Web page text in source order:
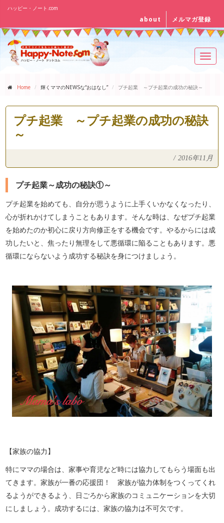
ハッピー・ノート.com
about メルマガ登録
Home 輝くママのNEWSな“おはなし” プチ起業 ～プチ起業の成功の秘訣～
プチ起業 ～プチ起業の成功の秘訣
～
/ 2016年11月
プチ起業～成功の秘訣①～
プチ起業を始めても、自分が思うように上手くいかなくなったり、
心が折れかけてしまうこともあります。そんな時は、なぜプチ起業
を始めたのか初心に戻り方向修正をする機会です。やるからには成
功したいと、焦ったり無理をして悪循環に陥ることもあります。悪
循環にならないよう成功する秘訣を身につけましょう。
【家族の協力】
特にママの場合は、家事や育児など時には協力してもらう場面も出
てきます。家族が一番の応援団！ 家族が協力体制をつくってくれ
るようができるよう、日ごろから家族のコミュニケーションを大切
にしましょう。成功するには、家族の協力は不可欠です。